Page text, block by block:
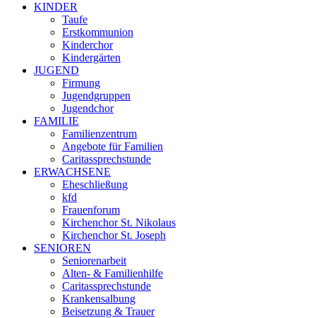
KINDER
Taufe
Erstkommunion
Kinderchor
Kindergärten
JUGEND
Firmung
Jugendgruppen
Jugendchor
FAMILIE
Familienzentrum
Angebote für Familien
Caritassprechstunde
ERWACHSENE
Eheschließung
kfd
Frauenforum
Kirchenchor St. Nikolaus
Kirchenchor St. Joseph
SENIOREN
Seniorenarbeit
Alten- & Familienhilfe
Caritassprechstunde
Krankensalbung
Beisetzung & Trauer